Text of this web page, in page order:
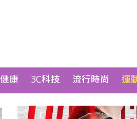
健康 3C科技 流行時尚 運